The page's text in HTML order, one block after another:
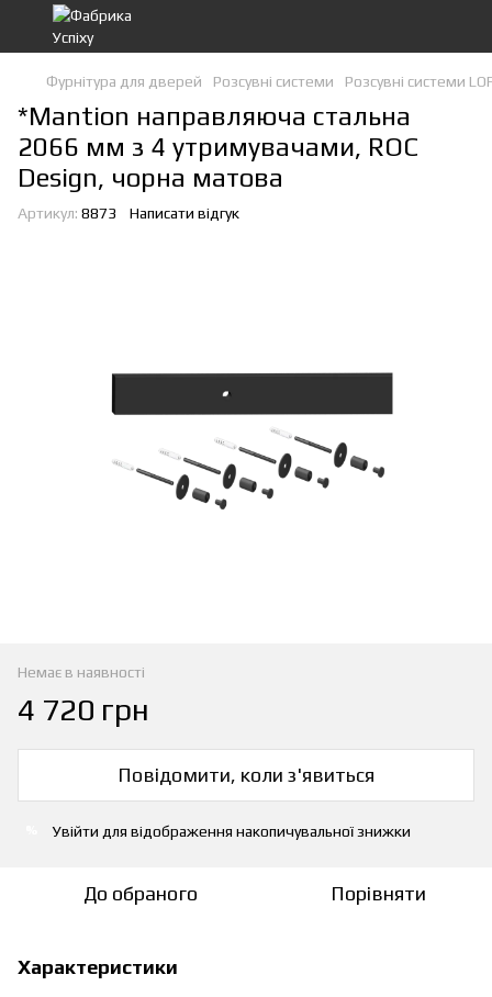
Фурнітура для дверей Розсувні системи Розсувні системи
*Mantion направляюча стальна
2066 мм з 4 утримувачами, ROC
Design, чорна матова
Артикул: 8873 Написати відгук
Немає в наявності
4 720 грн
Повідомити, коли з'явиться
Увійти для відображення накопичувальної знижки
До обраного Порівняти
Характеристики